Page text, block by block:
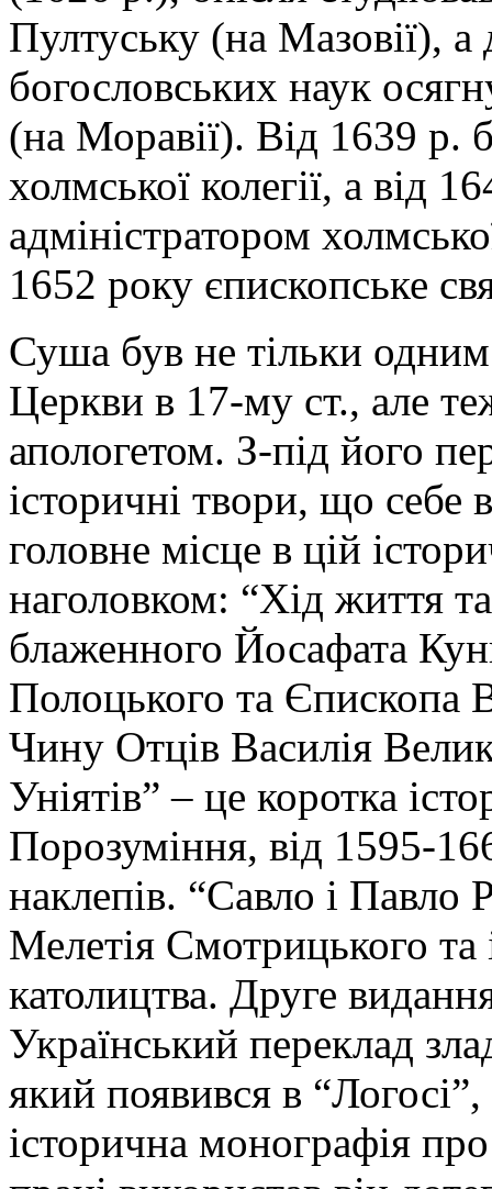
Пултуську (на Мазовії), а
богословських наук
(на Моравії). Від 1639 р.
холмської колегії, а від
адміністратором
1652 року єпископське
Суша був не тільки одним
Церкви в 17-му ст., але
апологетом. З-під його
історичні твори, що
головне місце в цій
наголовком: “Хід життя
блаженного Йосафата
Полоцького та Єпископа
Чину Отців Василія
Уніятів” – це коротка
Порозуміння, від 1595-
наклепів. “Савло і Павло
Мелетія Смотрицького та
католицтва. Друге
Український переклад
який появився в
історична монографія